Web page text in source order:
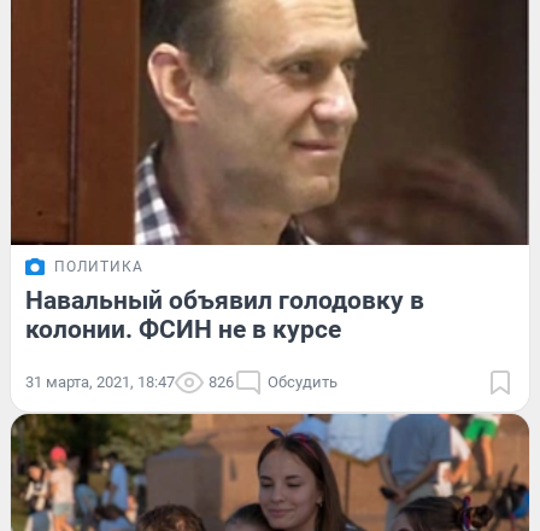
ПОЛИТИКА
Навальный объявил голодовку в
колонии. ФСИН не в курсе
31 марта, 2021, 18:47 826 Обсудить